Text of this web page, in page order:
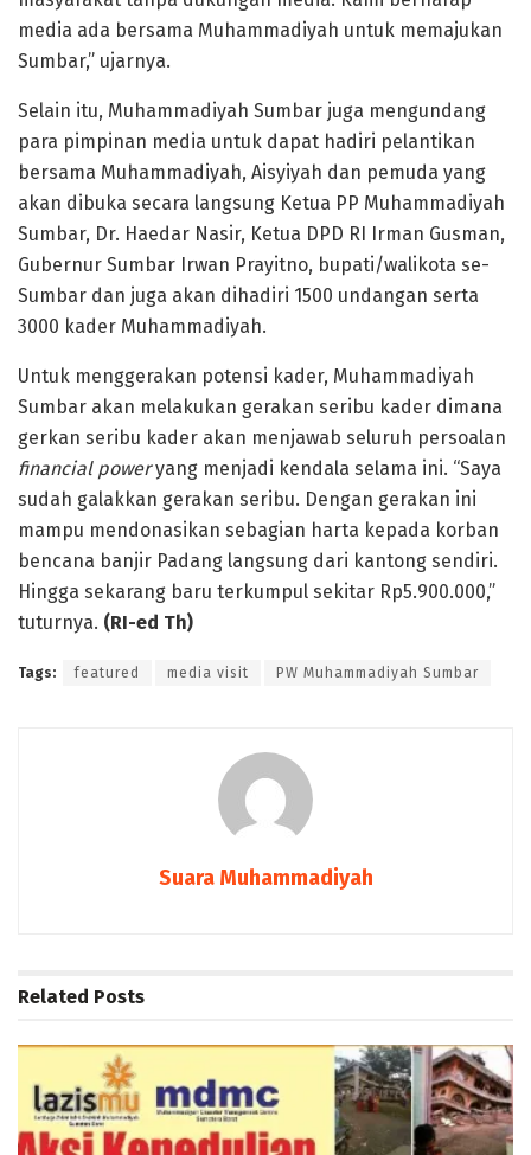
media ada bersama Muhammadiyah untuk memajukan
Sumbar,” ujarnya.
Selain itu, Muhammadiyah Sumbar juga mengundang
para pimpinan media untuk dapat hadiri pelantikan
bersama Muhammadiyah, Aisyiyah dan pemuda yang
akan dibuka secara langsung Ketua PP Muhammadiyah
Sumbar, Dr. Haedar Nasir, Ketua DPD RI Irman Gusman,
Gubernur Sumbar Irwan Prayitno, bupati/walikota se-
Sumbar dan juga akan dihadiri 1500 undangan serta
3000 kader Muhammadiyah.
Untuk menggerakan potensi kader, Muhammadiyah
Sumbar akan melakukan gerakan seribu kader dimana
gerkan seribu kader akan menjawab seluruh persoalan
financial poweryang menjadi kendala selama ini. “Saya
sudah galakkan gerakan seribu. Dengan gerakan ini
mampu mendonasikan sebagian harta kepada korban
bencana banjir Padang langsung dari kantong sendiri.
Hingga sekarang baru terkumpul sekitar Rp5.900.000,”
tuturnya. (RI-ed Th)
Tags: featured media visit PW Muhammadiyah Sumbar
Suara Muhammadiyah
Related Posts